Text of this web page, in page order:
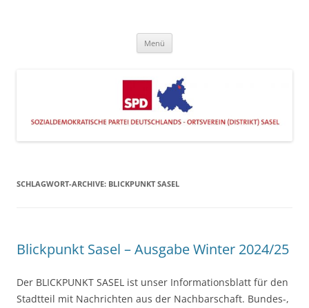
Menü
SCHLAGWORT-ARCHIVE: BLICKPUNKT SASEL
Blickpunkt Sasel – Ausgabe Winter 2024/25
Der BLICKPUNKT SASEL ist unser Informationsblatt für den
Stadtteil mit Nachrichten aus der Nachbarschaft. Bundes-,